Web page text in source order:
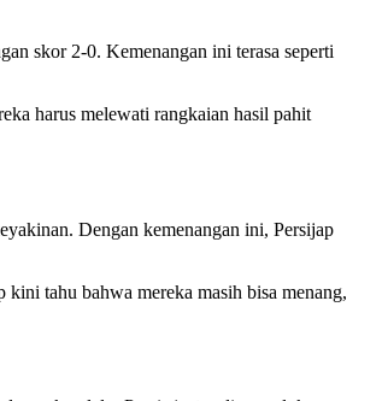
skor 2-0. Kemenangan ini terasa seperti
harus melewati rangkaian hasil pahit
Dengan kemenangan ini, Persijap
kini tahu bahwa mereka masih bisa menang,